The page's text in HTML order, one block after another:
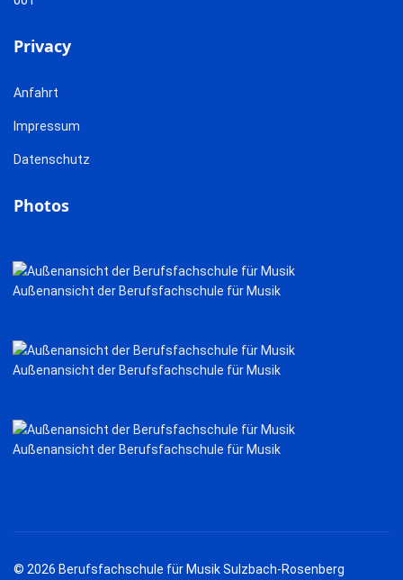
Privacy
Anfahrt
Impressum
Datenschutz
Photos
Außenansicht der Berufsfachschule für Musik
Außenansicht der Berufsfachschule für Musik
Außenansicht der Berufsfachschule für Musik
© 2026 Berufsfachschule für Musik Sulzbach-Rosenberg